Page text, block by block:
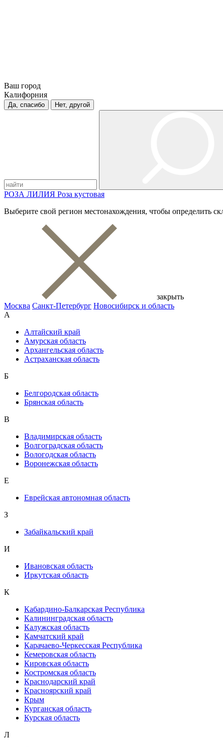
Ваш город
Калифорния
Да, спасибо Нет, другой
РОЗА ЛИЛИЯ Роза кустовая
Выберите свой регион местонахождения, чтобы определить
закрыть
Москва Санкт-Петербург Новосибирск и область
А
Алтайский край
Амурская область
Архангельская область
Астраханская область
Б
Белгородская область
Брянская область
В
Владимирская область
Волгоградская область
Вологодская область
Воронежская область
Е
Еврейская автономная область
З
Забайкальский край
И
Ивановская область
Иркутская область
К
Кабардино-Балкарская Республика
Калининградская область
Калужская область
Камчатский край
Карачаево-Черкесская Республика
Кемеровская область
Кировская область
Костромская область
Краснодарский край
Красноярский край
Крым
Курганская область
Курская область
Л